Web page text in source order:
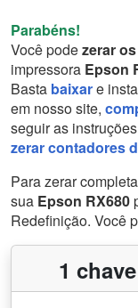
Parabéns!
Você podezerar
impressora Epson
Basta baixare
em nosso site,
seguir as
zerar contadores
Para zerar
sua Epson RX680
Redefinição. Você
1 chave